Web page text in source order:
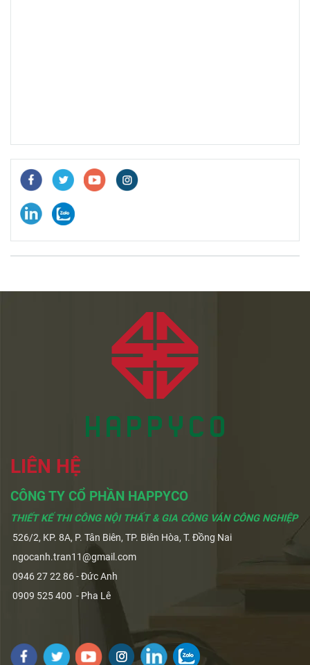
LIÊN HỆ
CÔNG TY CỔ PHẦN HAPPYCO
THIẾT KẾ THI CÔNG NỘI THẤT & GIA CÔNG VÁN CÔNG NGHIỆP
526/2, KP. 8A, P. Tân Biên, TP. Biên Hòa, T. Đồng Nai
ngocanh.tran11@gmail.com
0946 27 22 86 - Đức Anh
0909 525 400 - Pha Lê